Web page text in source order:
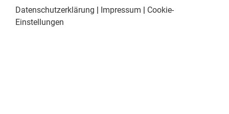
Datenschutzerklärung Impressum
Cookie-
Einstellungen